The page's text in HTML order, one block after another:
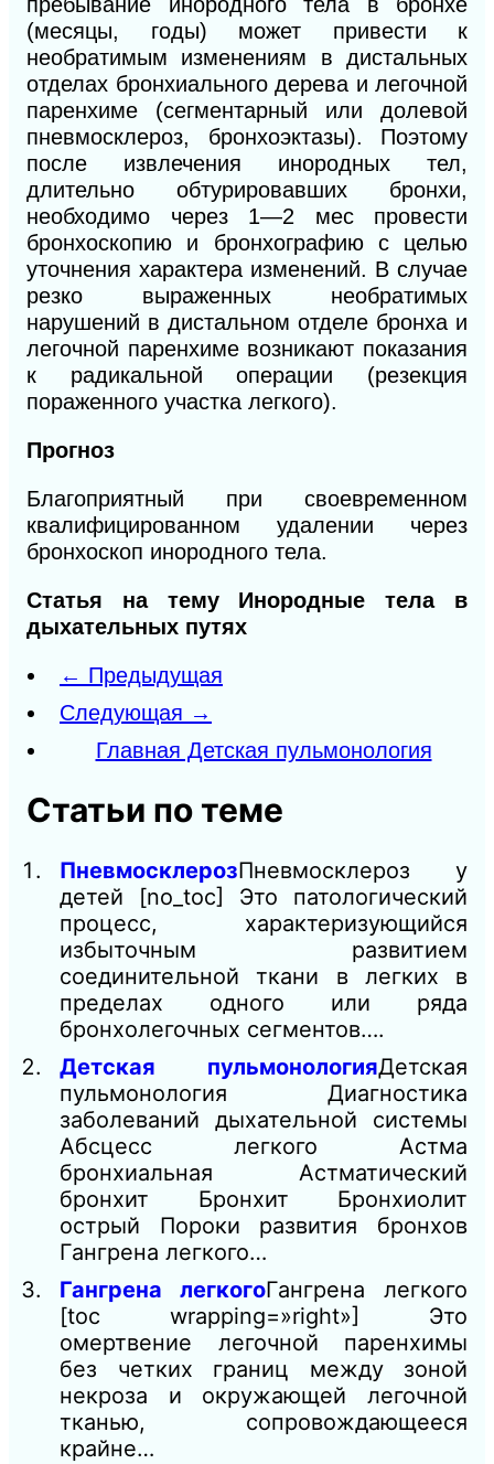
(месяцы, годы) может привести к
необратимым изменениям в дистальных
отделах бронхиального дерева и легочной
паренхиме (сегментарный или долевой
пневмосклероз, бронхоэктазы). Поэтому
после извлечения инородных тел,
длительно обтурировавших бронхи,
необходимо через 1—2 мес провести
бронхоскопию и бронхографию с целью
уточнения характера изменений. В случае
резко выраженных необратимых
нарушений в дистальном отделе бронха и
легочной паренхиме возникают показания
к радикальной операции (резекция
пораженного участка легкого).
Прогноз
Благоприятный при своевременном
квалифицированном удалении через
бронхоскоп инородного тела.
Статья на тему Инородные тела в
дыхательных путях
← Предыдущая
Следующая →
Главная Детская пульмонология
Статьи по теме
ПневмосклерозПневмосклероз у
детей [no_toc] Это патологический
процесс, характеризующийся
избыточным развитием
соединительной ткани в легких в
пределах одного или ряда
бронхолегочных сегментов….
Детская пульмонологияДетская
пульмонология Диагностика
заболеваний дыхательной системы
Абсцесс легкого Астма
бронхиальная Астматический
бронхит Бронхит Бронхиолит
острый Пороки развития бронхов
Гангрена легкого…
Гангрена легкогоГангрена легкого
[toc wrapping=»right»] Это
омертвение легочной паренхимы
без четких границ между зоной
некроза и окружающей легочной
тканью, сопровождающееся
крайне…